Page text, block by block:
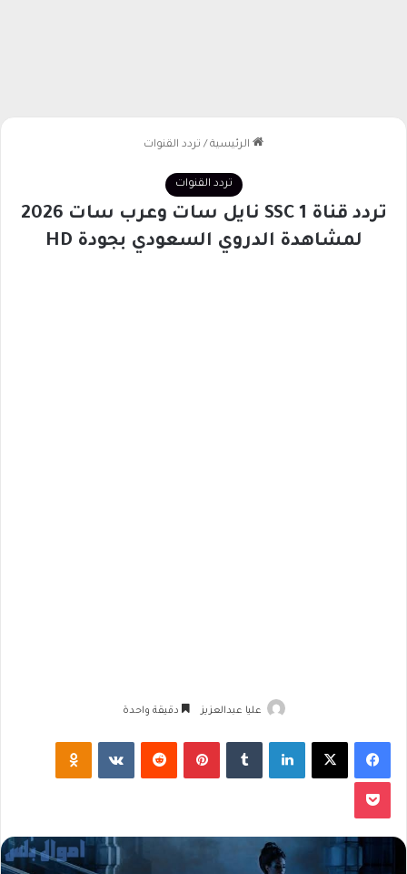
الرئيسية / تردد القنوات
تردد القنوات
تردد قناة SSC 1 نايل سات وعرب سات 2026
لمشاهدة الدروي السعودي بجودة HD
عليا عبدالعزيز دقيقة واحدة
فيسبوك لينكدإن بينتيريست